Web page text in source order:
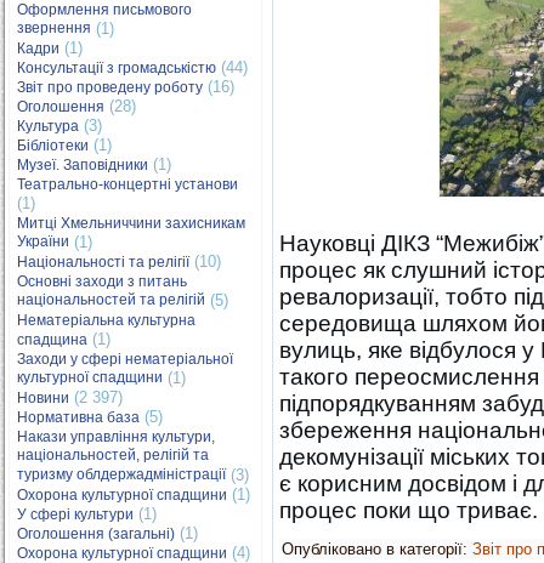
Оформлення письмового
звернення (1)
Кадри (1)
Консультації з громадськістю (44)
Звіт про проведену роботу (16)
Оголошення (28)
Культура (3)
Бібліотеки (1)
Музеї. Заповідники (1)
Театрально-концертні установи
(1)
Митці Хмельниччини захисникам
України (1)
Національності та релігії(10)
Основні заходи з питань
національностей та релігій (5)
Нематеріальна культурна
спадщина (1)
Заходи у сфері нематеріальної
культурної спадщини (1)
Новини (2 397)
Нормативна база (5)
Накази управління культури,
національностей, релігій та
туризму облдержадміністрації(3)
Охорона культурної спадщини (1)
У сфері культури (1)
Оголошення (загальні) (1)
Охорона культурної спадщини (4)
Науковці ДІКЗ
процес як слушний
ревалоризації, тобто
середовища шляхом
вулиць, яке відбулося
такого переосмислення
підпорядкуванням
збереження
декомунізації міських
є корисним досвідом і
процес поки що триває.
Опубліковано в категорії: Звіт про